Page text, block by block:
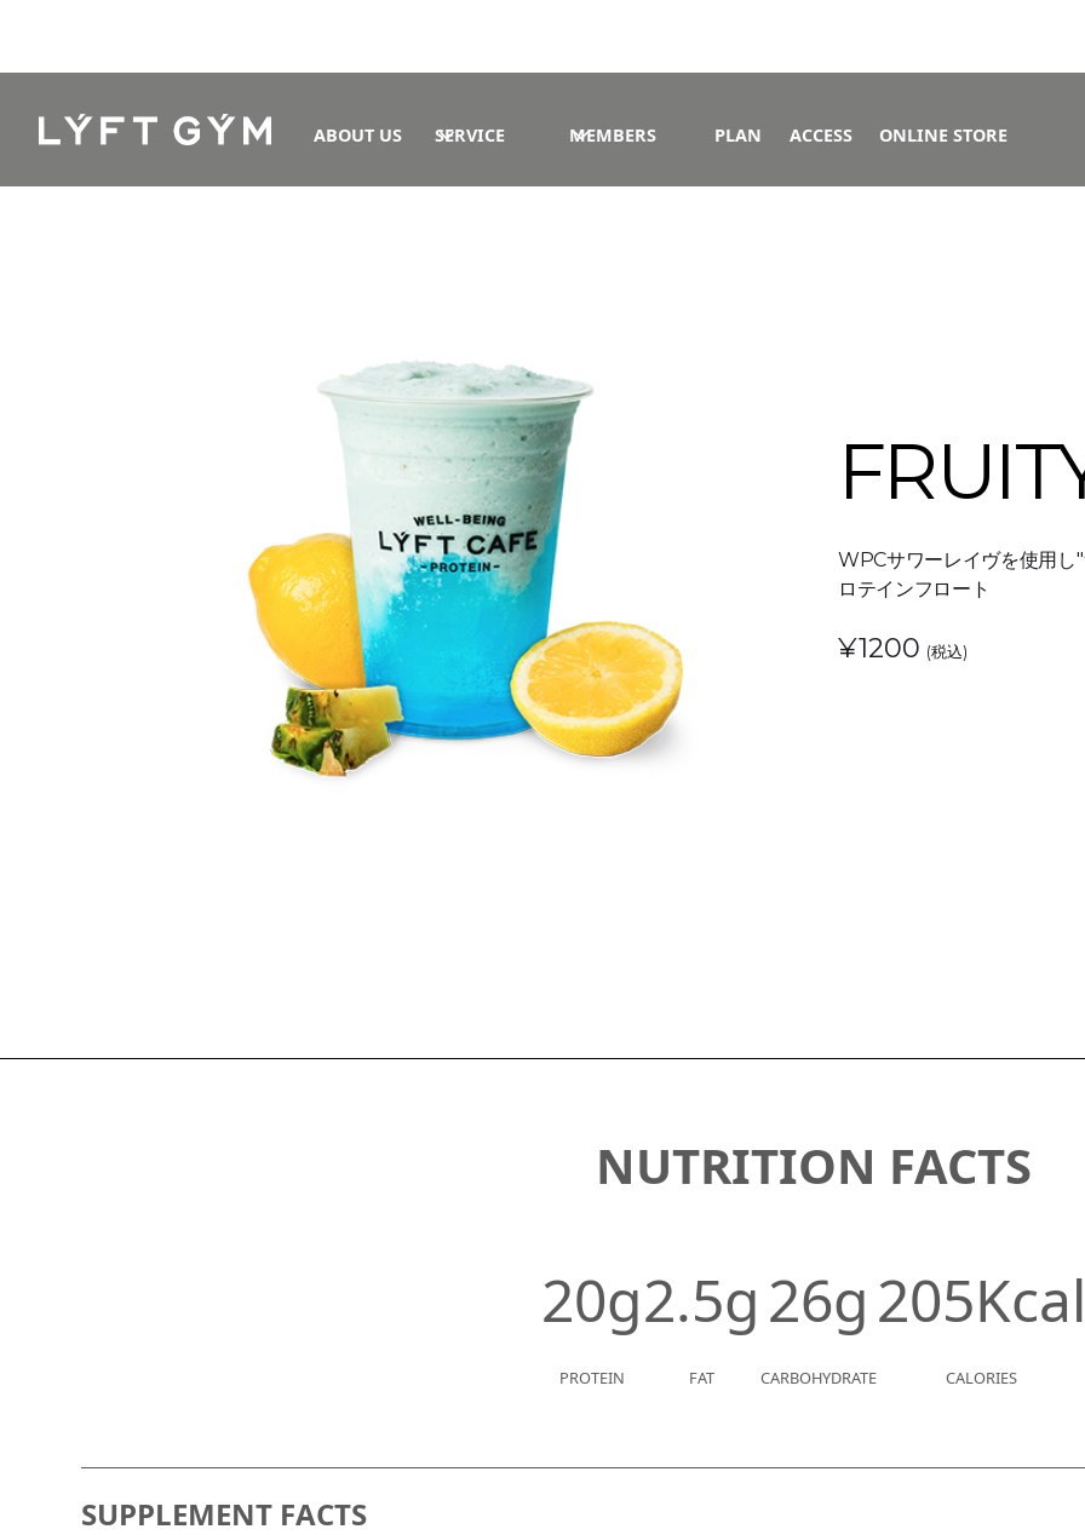
ABOUT US SERVICE MEMBERS PLAN ACCESS ONLINE STORE
WPCサワーレイヴを使用し
ロテインフロート
¥1200 (税込)
NUTRITION FACTS
20g
PROTEIN
2.5g
FAT
26g
CARBOHYDRATE
205Kcal
CALORIES
SUPPLEMENT FACTS